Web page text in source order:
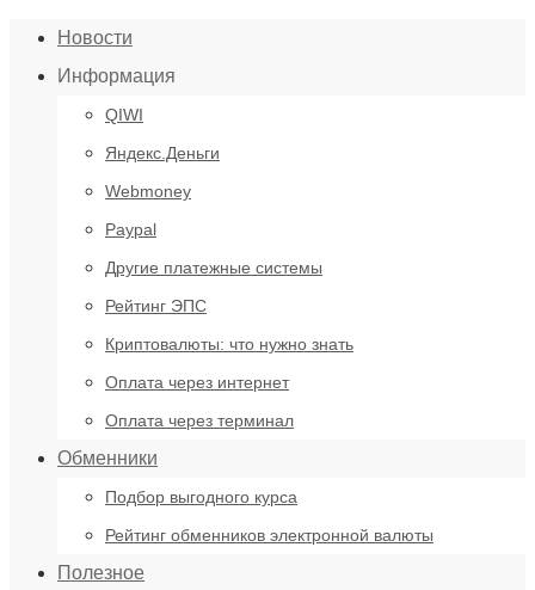
Новости
Информация
QIWI
Яндекс.Деньги
Webmoney
Paypal
Другие платежные системы
Рейтинг ЭПС
Криптовалюты: что нужно знать
Оплата через интернет
Оплата через терминал
Обменники
Подбор выгодного курса
Рейтинг обменников электронной валюты
Полезное